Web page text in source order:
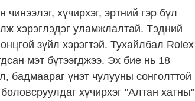
хүчирхэг, эртний гэр бүл
хэрэглэдэг уламжлалтай. Тэдний
зүйл хэрэгтэй. Тухайлбал Rolex
мэт бүтээгджээ. Эх бие нь 18
бадмаараг үнэт чулууны сонголттой
хүчирхэг "Алтан хатны"